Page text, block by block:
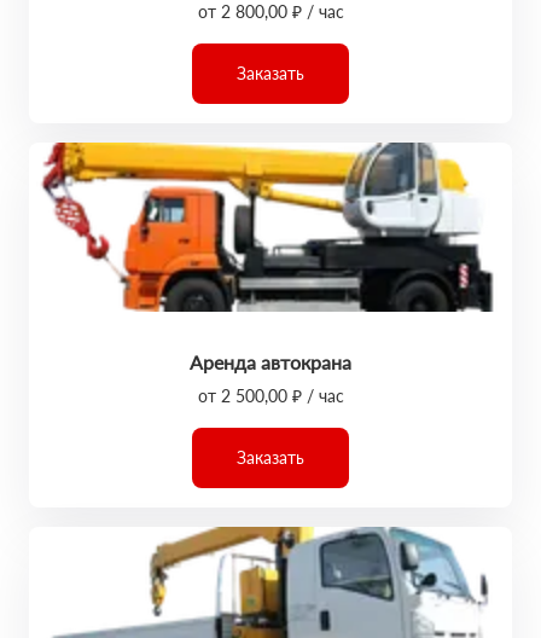
от 2 800,00 ₽ / час
Заказать
Аренда автокрана
от 2 500,00 ₽ / час
Заказать